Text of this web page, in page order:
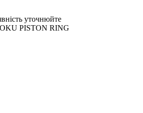
уточнюйте
PISTON RING